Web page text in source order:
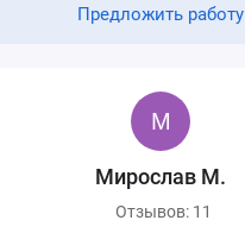
Предложить работу
Мирослав М.
Отзывов: 11